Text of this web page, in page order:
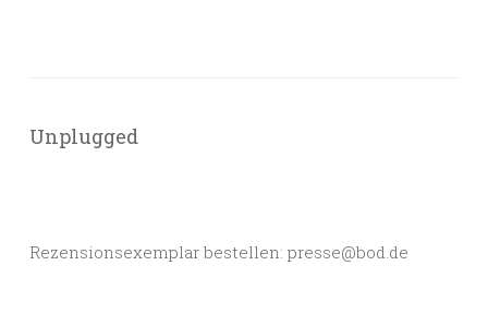
Unplugged
Rezensionsexemplar bestellen: presse@bod.de